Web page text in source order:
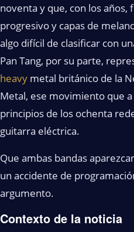
noventa y que, con los
progresivo y capas de
algo difícil de clasificar con
Pan Tang, por su parte,
heavy metal británico de la
Metal, ese movimiento que
principios de los ochenta
guitarra eléctrica.
Que ambas bandas
un accidente de
argumento.
Contexto de la noticia